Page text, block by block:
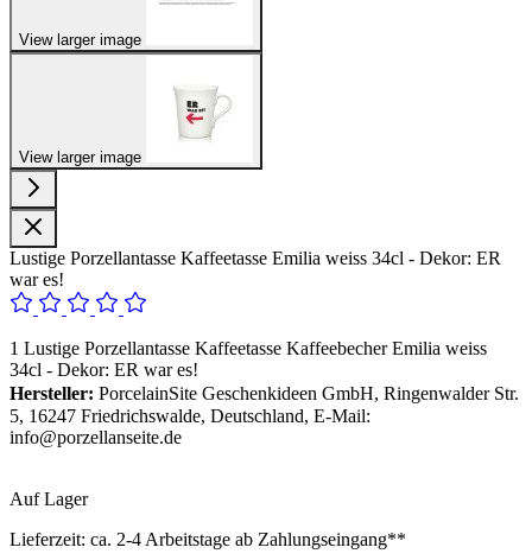
View larger image
View larger image
Lustige Porzellantasse Kaffeetasse Emilia weiss 34cl - Dekor: ER
war es!
1 Lustige Porzellantasse Kaffeetasse Kaffeebecher Emilia weiss
34cl - Dekor: ER war es!
Hersteller: PorcelainSite Geschenkideen GmbH, Ringenwalder Str.
5, 16247 Friedrichswalde, Deutschland, E-Mail:
info@porzellanseite.de
Auf Lager
Lieferzeit: ca. 2-4 Arbeitstage ab Zahlungseingang**